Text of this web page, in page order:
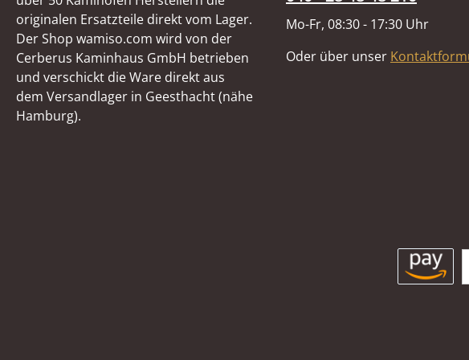
originalen Ersatzteile direkt vom Lager.
Der Shop wamiso.com wird von der
Cerberus Kaminhaus GmbH betrieben
und verschickt die Ware direkt aus
dem Versandlager in Geesthacht (nähe
Hamburg).
Mo-Fr, 08:30 - 17:30 Uhr
Oder über unser